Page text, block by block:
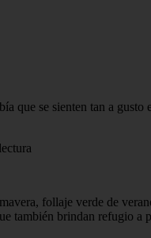
que se sienten tan a
follaje verde de
también brindan refugio a